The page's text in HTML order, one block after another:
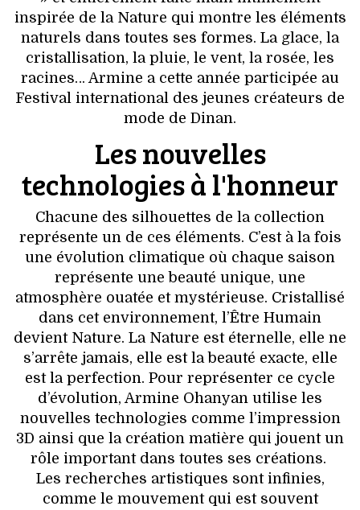
inspirée de la Nature qui montre les éléments
naturels dans toutes ses formes. La glace, la
cristallisation, la pluie, le vent, la rosée, les
racines… Armine a cette année participée au
Festival international des jeunes créateurs de
mode de Dinan.
Les nouvelles
technologies à l'honneur
Chacune des silhouettes de la collection
représente un de ces éléments. C’est à la fois
une évolution climatique où chaque saison
représente une beauté unique, une
atmosphère ouatée et mystérieuse. Cristallisé
dans cet environnement, l’Être Humain
devient Nature. La Nature est éternelle, elle ne
s’arrête jamais, elle est la beauté exacte, elle
est la perfection. Pour représenter ce cycle
d’évolution, Armine Ohanyan utilise les
nouvelles technologies comme l’impression
3D ainsi que la création matière qui jouent un
rôle important dans toutes ses créations.
Les recherches artistiques sont infinies,
comme le mouvement qui est souvent